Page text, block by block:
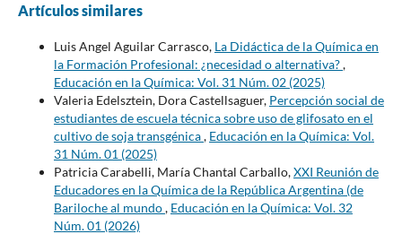
Artículos similares
Luis Angel Aguilar Carrasco, La Didáctica de la Química en
la Formación Profesional: ¿necesidad o alternativa?,
Educación en la Química: Vol. 31 Núm. 02 (2025)
Valeria Edelsztein, Dora Castellsaguer, Percepción social de
estudiantes de escuela técnica sobre uso de glifosato en el
cultivo de soja transgénica, Educación en la Química: Vol.
31 Núm. 01 (2025)
Patricia Carabelli, María Chantal Carballo,XXI Reunión de
Educadores en la Química de la República Argentina (de
Bariloche al mundo, Educación en la Química: Vol. 32
Núm. 01 (2026)